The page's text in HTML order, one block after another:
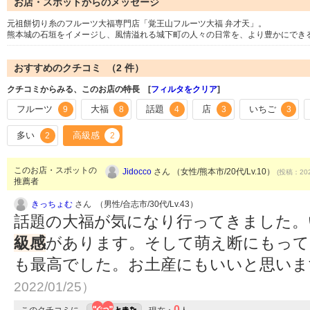
元祖餅切り糸のフルーツ大福専門店「覚王山フルーツ大福 弁才天」。
熊本城の石垣をイメージし、風情溢れる城下町の人々の日常を、より豊かにで
おすすめのクチコミ （2 件）
クチコミからみる、このお店の特長 [フィルタをクリア]
フルーツ 9 大福 8 話題 4 店 3 いちご 3
多い 2 高級感 2
このお店・スポットの
推薦者
Jidocco さん （女性/熊本市/20代/Lv.10） (投稿：
きっちょむ さん （男性/合志市/30代/Lv.43）
話題の大福が気になり行ってきました
級感があります。そして萌え断にもっ
も最高でした。お土産にもいいと思い
2022/01/25）